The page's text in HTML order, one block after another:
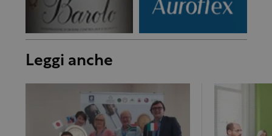
Leggi anche